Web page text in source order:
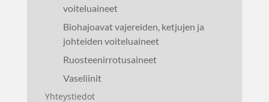
voiteluaineet
Biohajoavat vajereiden, ketjujen ja
johteiden voiteluaineet
Ruosteenirrotusaineet
Vaseliinit
Yhteystiedot